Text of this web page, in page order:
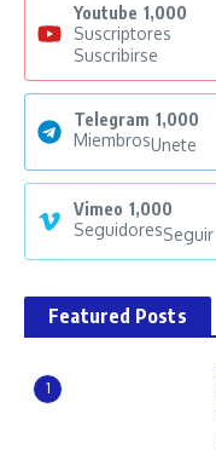
Youtube 1,000
Suscriptores
Suscribirse
Telegram 1,000
MiembrosUnete
Vimeo 1,000
SeguidoresSeguir
Featured Posts
1